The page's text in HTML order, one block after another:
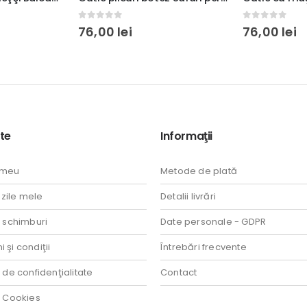
out of 5
76,00 lei out of 5
76,00 lei
mele
schimburi
şi condiţii
de confidenţialitate
Cookies
Informaţii
Metode de plată
Detalii livrări
Date personale - GDPR
Întrebări frecvente
Contact